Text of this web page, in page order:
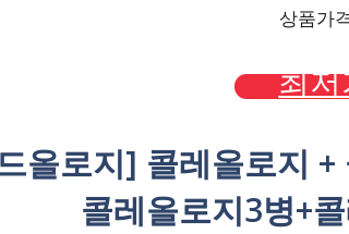
상품가
최
올로지] 콜레올로지
콜레올로지3병+